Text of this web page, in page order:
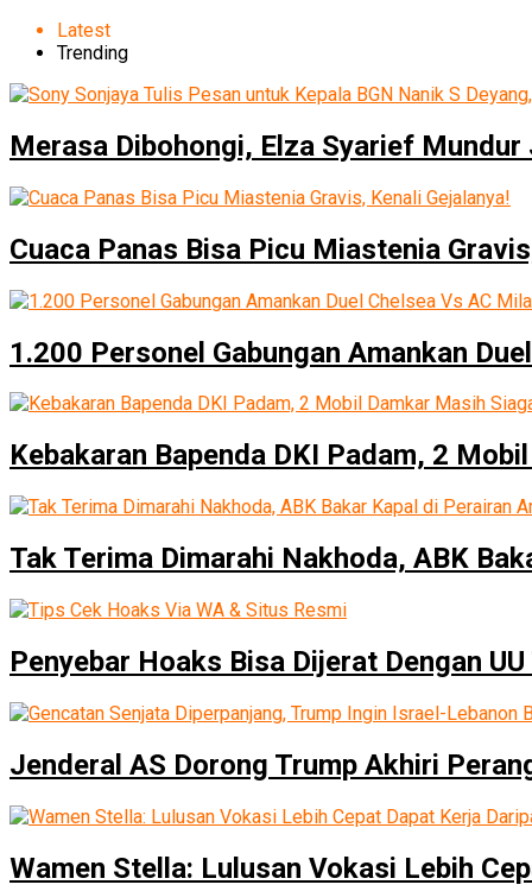
Latest
Trending
Merasa Dibohongi, Elza Syarief
Cuaca Panas Bisa Picu Miastenia
1.200 Personel Gabungan Amankan
Kebakaran Bapenda DKI Padam, 2
Tak Terima Dimarahi Nakhoda, ABK
Penyebar Hoaks Bisa Dijerat Dengan
Jenderal AS Dorong Trump Akhiri
Wamen Stella: Lulusan Vokasi Lebih